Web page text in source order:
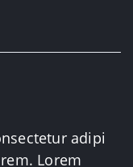
adipi
Lorem